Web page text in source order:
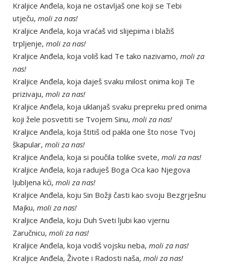
Kraljice Anđela, koja ne ostavljaš one koji se Tebi
utječu, moli za nas!
Kraljice Anđela, koja vraćaš vid slijepima i blažiš
trpljenje, moli za nas!
Kraljice Anđela, koja voliš kad Te tako nazivamo, moli za
nas!
Kraljice Anđela, koja daješ svaku milost onima koji Te
prizivaju, moli za nas!
Kraljice Anđela, koja uklanjaš svaku prepreku pred onima
koji žele posvetiti se Tvojem Sinu, moli za nas!
Kraljice Anđela, koja štitiš od pakla one što nose Tvoj
škapular, moli za nas!
Kraljice Anđela, koja si poučila tolike svete, moli za nas!
Kraljice Anđela, koja raduješ Boga Oca kao Njegova
ljubljena kći, moli za nas!
Kraljice Anđela, koju Sin Božji časti kao svoju Bezgrješnu
Majku, moli za nas!
Kraljice Anđela, koju Duh Sveti ljubi kao vjernu
Zaručnicu, moli za nas!
Kraljice Anđela, koja vodiš vojsku neba, moli za nas!
Kraljice Anđela, Živote i Radosti naša, moli za nas!